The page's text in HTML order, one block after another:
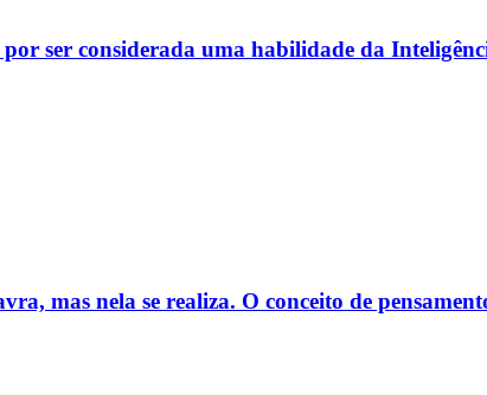
ser considerada uma habilidade da
mas nela se realiza. O conceito de